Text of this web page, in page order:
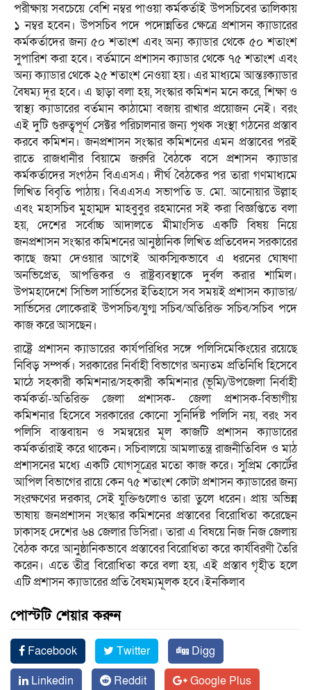
পরীক্ষায় সবচেয়ে বেশি নম্বর পাওয়া কর্মকর্তাই উপসচিবের তালিকায়
১ নম্বর হবেন। উপসচিব পদে পদোন্নতির ক্ষেত্রে প্রশাসন ক্যাডারের
কর্মকর্তাদের জন্য ৫০ শতাংশ এবং অন্য ক্যাডার থেকে ৫০ শতাংশ
সুপারিশ করা হবে। বর্তমানে প্রশাসন ক্যাডার থেকে ৭৫ শতাংশ এবং
অন্য ক্যাডার থেকে ২৫ শতাংশ নেওয়া হয়। এর মাধ্যমে আন্তঃক্যাডার
বৈষম্য দূর হবে। এ ছাড়া বলা হয়, সংস্কার কমিশন মনে করে, শিক্ষা ও
স্বাস্থ্য ক্যাডারের বর্তমান কাঠামো বজায় রাখার প্রয়োজন নেই। বরং
এই দুটি গুরুত্বপূর্ণ সেক্টর পরিচালনার জন্য পৃথক সংস্থা গঠনের প্রস্তাব
করবে কমিশন। জনপ্রশাসন সংস্কার কমিশনের এমন প্রস্তাবের পরই
রাতে রাজধানীর বিয়ামে জরুরি বৈঠকে বসে প্রশাসন ক্যাডার
কর্মকর্তাদের সংগঠন বিএএসএ। দীর্ঘ বৈঠকের পর তারা গণমাধ্যমে
লিখিত বিবৃতি পাঠায়। বিএএসএ সভাপতি ড. মো. আনোয়ার উল্লাহ
এবং মহাসচিব মুহাম্মদ মাহবুবুর রহমানের সই করা বিজ্ঞপ্তিতে বলা
হয়, দেশের সর্বোচ্চ আদালতে মীমাংসিত একটি বিষয় নিয়ে
জনপ্রশাসন সংস্কার কমিশনের আনুষ্ঠানিক লিখিত প্রতিবেদন সরকারের
কাছে জমা দেওয়ার আগেই আকস্মিকভাবে এ ধরনের ঘোষণা
অনভিপ্রেত, আপত্তিকর ও রাষ্ট্রব্যবস্থাকে দুর্বল করার শামিল।
উপমহাদেশে সিভিল সার্ভিসের ইতিহাসে সব সময়ই প্রশাসন ক্যাডার/
সার্ভিসের লোকেরাই উপসচিব/যুগ্ম সচিব/অতিরিক্ত সচিব/সচিব পদে
কাজ করে আসছেন।
রাষ্ট্রে প্রশাসন ক্যাডারের কার্যপরিধির সঙ্গে পলিসিমেকিংয়ের রয়েছে
নিবিড় সম্পর্ক। সরকারের নির্বাহী বিভাগের অন্যতম প্রতিনিধি হিসেবে
মাঠে সহকারী কমিশনার/সহকারী কমিশনার (ভূমি)/উপজেলা নির্বাহী
কর্মকর্তা-অতিরিক্ত জেলা প্রশাসক- জেলা প্রশাসক-বিভাগীয়
কমিশনার হিসেবে সরকারের কোনো সুনির্দিষ্ট পলিসি নয়, বরং সব
পলিসি বাস্তবায়ন ও সমন্বয়ের মূল কাজটি প্রশাসন ক্যাডারের
কর্মকর্তারাই করে থাকেন। সচিবালয়ে আমলাতন্ত্র রাজনীতিবিদ ও মাঠ
প্রশাসনের মধ্যে একটি যোগসূত্রের মতো কাজ করে। সুপ্রিম কোর্টের
আপিল বিভাগের রায়ে কেন ৭৫ শতাংশ কোটা প্রশাসন ক্যাডারের জন্য
সংরক্ষণের দরকার, সেই যুক্তিগুলোও তারা তুলে ধরেন। প্রায় অভিন্ন
ভাষায় জনপ্রশাসন সংস্কার কমিশনের প্রস্তাবের বিরোধিতা করেছেন
ঢাকাসহ দেশের ৬৪ জেলার ডিসিরা। তারা এ বিষয়ে নিজ নিজ জেলায়
বৈঠক করে আনুষ্ঠানিকভাবে প্রস্তাবের বিরোধিতা করে কার্যবিরণী তৈরি
করেন। এতে তীব্র বিরোধিতা করে বলা হয়, এই প্রস্তাব গৃহীত হলে
এটি প্রশাসন ক্যাডারের প্রতি বৈষম্যমূলক হবে।ইনকিলাব
পোস্টটি শেয়ার করুন
Facebook Twitter
Digg
Linkedin
Reddit
Google Plus